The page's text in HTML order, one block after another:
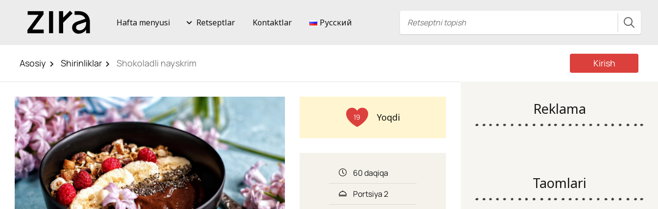
Hafta menyusi Retseptlar Kontaktlar Русский
Asosiy Shirinliklar Shokoladli nayskrim Kirish
19 Yoqdi
60 daqiqa
Portsiya 2
Reklama
Taomlari